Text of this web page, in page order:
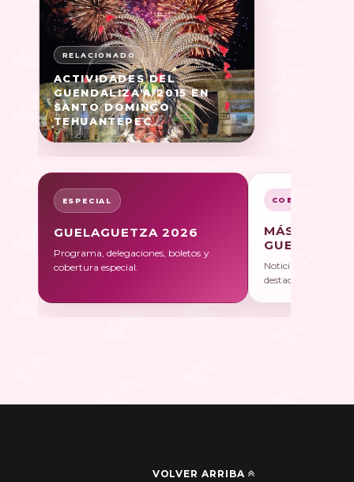
ACTIVIDADES DEL
GUENDALIZA'A 2015 EN
SANTO DOMINGO
TEHUANTEPEC
ESPECIAL
GUELAGUETZA 2026
Programa, delegaciones, boletos y
cobertura especial.
COBERTURA
MÁS SOBRE
Noticias, galerías y
destacadas.
VOLVER ARRIBA